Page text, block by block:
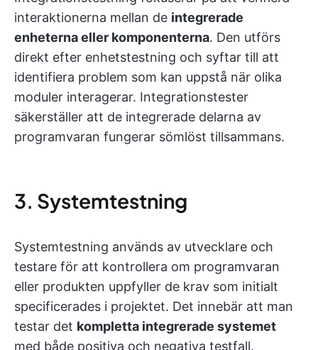
interaktionerna mellan de integrerade
enheterna eller komponenterna. Den utförs
direkt efter enhetstestning och syftar till att
identifiera problem som kan uppstå när olika
moduler interagerar. Integrationstester
säkerställer att de integrerade delarna av
programvaran fungerar sömlöst tillsammans.
3. Systemtestning
Systemtestning används av utvecklare och
testare för att kontrollera om programvaran
eller produkten uppfyller de krav som initialt
specificerades i projektet. Det innebär att man
testar det kompletta integrerade systemet
med både positiva och negativa testfall.